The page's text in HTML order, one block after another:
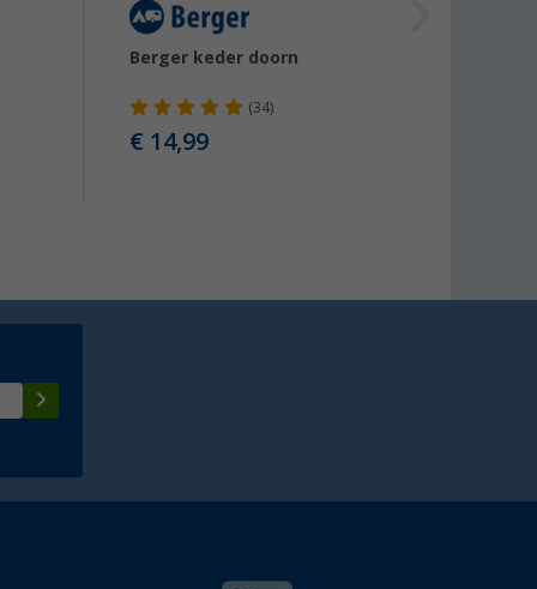
Berger keder doorn
(34)
€ 14,99